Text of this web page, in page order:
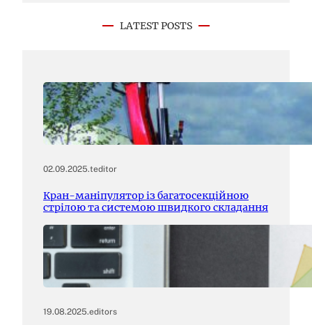
LATEST POSTS
02.09.2025.teditor
Кран-маніпулятор із багатосекційною
стрілою та системою швидкого складання
19.08.2025.editors